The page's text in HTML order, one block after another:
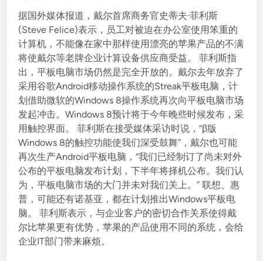
d
i
n
据国外媒体报道，戴尔首席商务官史蒂夫·菲利斯
(Steve Felice)表示，员工对被迫在办公室使用笨重的
计算机，不能像在家中那样使用漂亮的苹果产品的不满
将使戴尔等老牌企业计算设备供应商受益。 菲利斯指
出，平板电脑市场仍然是完全开放的。戴尔去年放弃了
采用谷歌Android移动操作系统的Streak平板电脑，计
划借助微软的Windows 8操作系统再次向平板电脑市场
发起冲击。Windows 8预计将于今年晚些时候发布，采
用触控界面。 菲利斯在接受媒体采访时说，“β版
Windows 8的触控功能使我们深受鼓舞”，戴尔也可能
再次生产Android平板电脑，“我们已经制订了尚未对外
公布的平板电脑发布计划，下半年将择机公布。我们认
为，平板电脑市场的大门并未对我们关上。” 联想、惠
普，可能还有诺基亚，都在计划推出Windows平板电
脑。 菲利斯表示，与企业客户的密切合作关系使得戴
尔比苹果更有优势，苹果的产品使用不同的系统，会给
企业IT部门带来麻烦。